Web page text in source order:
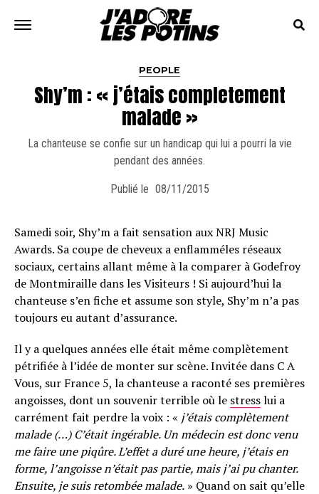
PEOPLE
Shy’m : « j’étais completement
malade »
La chanteuse se confie sur un handicap qui lui a pourri la vie
pendant des années.
Publié le 08/11/2015
Samedi soir, Shy’m a fait sensation aux NRJ Music
Awards. Sa coupe de cheveux a enflamméles réseaux
sociaux, certains allant même à la comparer à Godefroy
de Montmiraille dans les Visiteurs ! Si aujourd’hui la
chanteuse s’en fiche et assume son style, Shy’m n’a pas
toujours eu autant d’assurance.
Il y a quelques années elle était même complètement
pétrifiée à l’idée de monter sur scène. Invitée dans C A
Vous, sur France 5, la chanteuse a raconté ses premières
angoisses, dont un souvenir terrible où le stresslui a
carrément fait perdre la voix : « j’étais complètement
malade (…) C’était ingérable. Un médecin est donc venu
me faire une piqûre. L’effet a duré une heure, j’étais en
forme, l’angoisse n’était pas partie, mais j’ai pu chanter.
Ensuite, je suis retombée malade. » Quand on sait qu’elle